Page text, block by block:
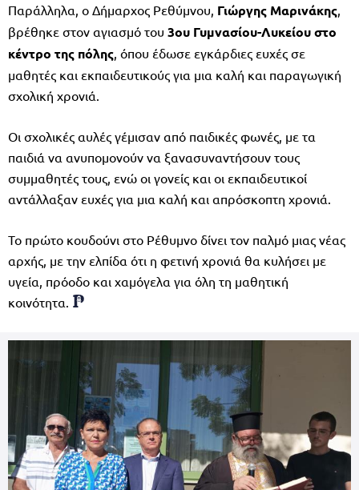
Παράλληλα, ο Δήμαρχος Ρεθύμνου, Γιώργης Μαρινάκης
βρέθηκε στον αγιασμό του 3ου Γυμνασίου-Λυκείου στο
κέντρο της πόλης , όπου έδωσε εγκάρδιες ευχές σε
μαθητές και εκπαιδευτικούς για μια καλή και παραγωγική
σχολική χρονιά.
Οι σχολικές αυλές γέμισαν από παιδικές φωνές, με τα
παιδιά να ανυπομονούν να ξανασυναντήσουν τους
συμμαθητές τους, ενώ οι γονείς και οι εκπαιδευτικοί
αντάλλαξαν ευχές για μια καλή και απρόσκοπτη χρονιά.
Το πρώτο κουδούνι στο Ρέθυμνο δίνει τον παλμό μιας νέας
αρχής, με την ελπίδα ότι η φετινή χρονιά θα κυλήσει με
υγεία, πρόοδο και χαμόγελα για όλη τη μαθητική
κοινότητα.